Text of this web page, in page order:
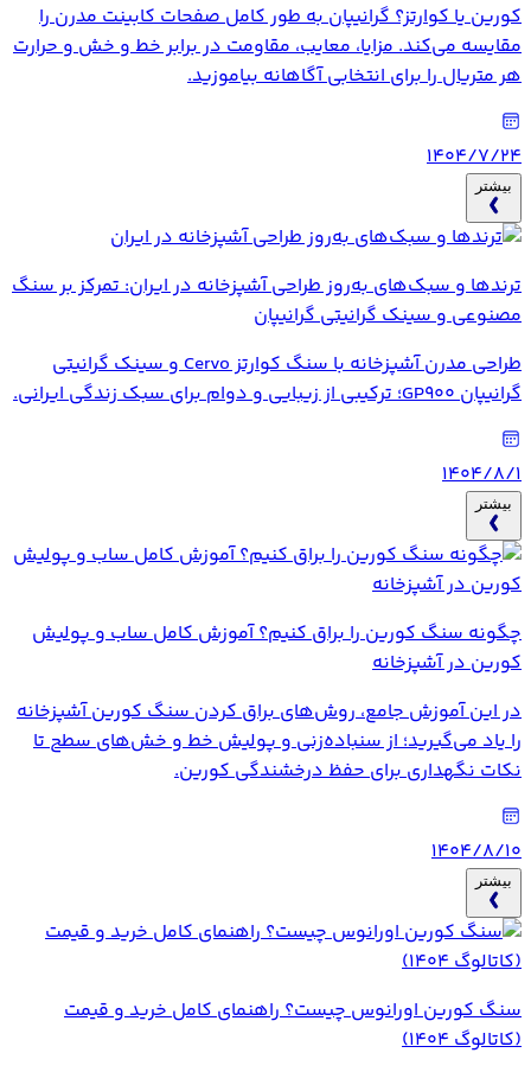
کورین یا کوارتز؟ گرانیپان به طور کامل صفحات کابینت مدرن را
مقایسه می‌کند. مزایا، معایب، مقاومت در برابر خط و خش و حرارت
هر متریال را برای انتخابی آگاهانه بیاموزید.
۱۴۰۴/۷/۲۴
بیشتر
ترندها و سبک‌های به‌روز طراحی آشپزخانه در ایران: تمرکز بر سنگ
مصنوعی و سینک گرانیتی گرانیپان
طراحی مدرن آشپزخانه با سنگ کوارتز Cervo و سینک گرانیتی
گرانیپان GP900؛ ترکیبی از زیبایی و دوام برای سبک زندگی ایرانی.
۱۴۰۴/۸/۱
بیشتر
چگونه سنگ کورین را براق کنیم؟ آموزش کامل ساب و پولیش
کورین در آشپزخانه
در این آموزش جامع، روش‌های براق کردن سنگ کورین آشپزخانه
را یاد می‌گیرید؛ از سنباده‌زنی و پولیش خط و خش‌های سطح تا
نکات نگهداری برای حفظ درخشندگی کورین.
۱۴۰۴/۸/۱۰
بیشتر
سنگ کورین اورانوس چیست؟ راهنمای کامل خرید و قیمت
(کاتالوگ ۱۴۰۴)